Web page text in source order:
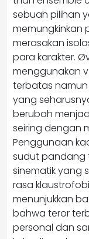
sebuah pilihan
memungkinkan
merasakan
para karakter.
menggunakan
terbatas
yang
berubah
seiring dengan
Penggunaan
sudut pandang
sinematik yang
rasa
menunjukkan
bahwa teror
personal dan